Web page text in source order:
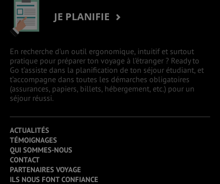
JE PLANIFIE
En recherche d’un outil ergonomique, intuitif et surtout
pratique pour préparer ton voyage à l’étranger ? Ready to
Go t’assiste dans la planification de ton séjour étudiant, et
t’accompagne dans toutes les démarches obligatoires
(assurances, papiers, billets, hébergement, etc.) pour un
séjour réussi.
ACTUALITÉS
TÉMOIGNAGES
QUI SOMMES-NOUS
CONTACT
PARTENAIRES VOYAGE
ILS NOUS FONT CONFIANCE